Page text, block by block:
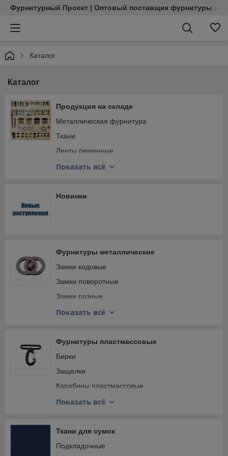
Фурнитурный Проект | Оптовый поставщик фурнитуры и
Каталог
Каталог
Продукция на складе
Металлическая фурнитура
Ткани
Ленты ременные
Кожкартон
Вспомогательные товары
Показать всё
Новинки
Фурнитуры металлические
Замки кодовые
Замки поворотные
Замки разные
Замки рамочные
Замки цупферные
Карабины металлические
Клипы
Ключницы
Кнопки галантерейные металлические
Кольца
Люверсы
Показать всё
Фурнитуры пластмассовые
Бирки
Защелки
Карабины пластмассовые
Наконечники пластмассовые
Полозья
Полукольца пластмассовые
Показать всё
Ткани для сумок
Подкладочные